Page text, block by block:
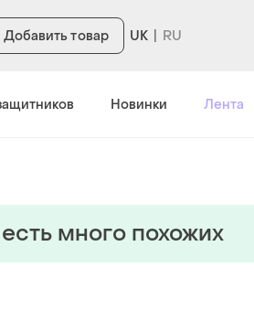
Добавить товар UK
Новинки Лента
много похожих